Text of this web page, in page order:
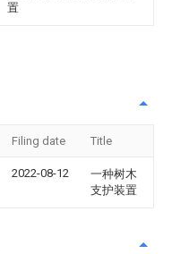
置
Filing date Title
2022-08-12
一种树木
支护装置